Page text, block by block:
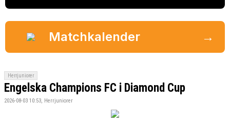
Matchkalender →
Herrjuniorer
Engelska Champions FC i Diamond Cup
2026-08-03 10:53, Herrjuniorer